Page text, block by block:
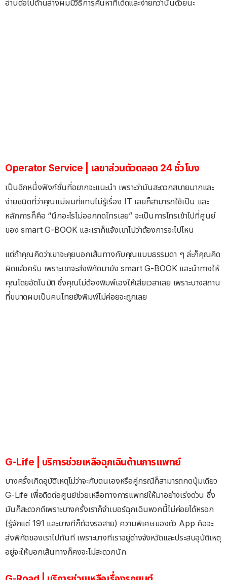
อ่านต่อไปด้านล่างผมมีวิธีการค้นหาที่เด็ดและง่ายกว่านั้นด้วยนะ
Operator Service | เลขาส่วนตัวตลอด 24 ชั่วโมง
เป็นอีกหนึ่งฟังก์ชั่นที่อยากจะแนะนำ เพราะว่ามันสะดวกสบายมากและ
ง่ายชนิดที่ว่าคุณแม่ผมที่แทบไม่รู้เรื่อง IT เลยก็สามารถใช้เป็น และ
หลักการก็คือ “นึกอะไรไม่ออกกดโทรเลย” จะเป็นการโทรเข้าไปที่ศูนย์
ของ smart G-BOOK และเราก็แจ้งเขาไปว่าต้องการจะไปไหน
แต่ถ้าคุณคิดว่าเขาจะคุยบอกเส้นทางกับคุณแบบธรรมดา ๆ ล่ะก็คุณคิด
ผิดแล้วครับ เพราะเขาจะส่งพิกัดมายัง smart G-BOOK และนำทางให้
คุณโดยอัตโนมัติ ซึ่งคุณไม่ต้องพิมพ์เองให้เสียเวลาเลย เพราะบางสถาน
ที่ขนาดผมเป็นคนไทยยังพิมพ์ไม่ค่อยจะถูกเลย
G-Life | บริการช่วยเหลือฉุกเฉินด้านการแพทย์
บางครั้งเกิดอุบัติเหตุไม่ว่าจะกับตนเองหรือคู่กรณีก็สามารถกดปุ่มเดียว
G-Life เพื่อติดต่อศูนย์ช่วยเหลือทางการแพทย์ให้มาอย่างเร่งด่วน ซึ่ง
มันก็สะดวกดีเพราะบางครั้งเราก็จำเบอร์ฉุกเฉินพวกนี้ไม่ค่อยได้หรอก
(รู้จักแต่ 191 และบางทีก็ต้องรอสาย) ความพิเศษของตัว App คือจะ
ส่งพิกัดของเราไปทันที เพราะบางทีเราอยู่ต่างจังหวัดและประสบอุบัติเหตุ
อยู่จะให้บอกเส้นทางก็คงจะไม่สะดวกนัก